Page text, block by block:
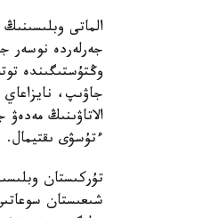
الماتى
جەرلەردە نوسەر
وڭتۇستىگىندە
جاۋىپ،
الاتاۋىنىڭ
ءتۇسۋى ىقتيمال.
تۇركىستان